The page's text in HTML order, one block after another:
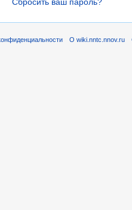
О wiki.nntc.nnov.ru